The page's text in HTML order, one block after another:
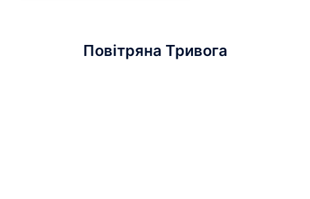
Повітряна Тривога